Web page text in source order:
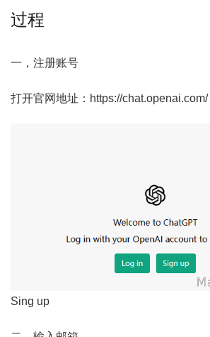
过程
一，注册账号
打开官网地址：https://chat.openai.com/
Sing up